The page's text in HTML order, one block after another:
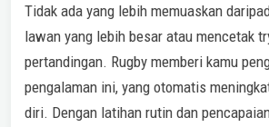
Tidak ada yang lebih memuaskan
lawan yang lebih besar atau mencetak
pertandingan. Rugby memberi kamu
pengalaman ini, yang otomatis
diri. Dengan latihan rutin dan